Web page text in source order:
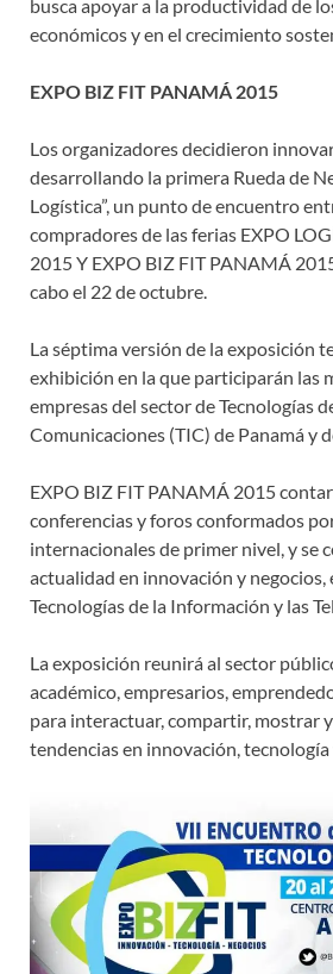
busca apoyar a la productividad de
económicos y en el crecimiento
EXPO BIZ FIT PANAMÁ 2015
Los organizadores decidieron
desarrollando la primera Rueda de
Logística”, un punto de encuentro
compradores de las ferias EXPO
2015 Y EXPO BIZ FIT PANAMÁ
cabo el 22 de octubre.
La séptima versión de la exposición
exhibición en la que participarán las
empresas del sector de Tecnologías
Comunicaciones (TIC) de Panamá y
EXPO BIZ FIT PANAMÁ 2015
conferencias y foros conformados
internacionales de primer nivel, y se
actualidad en innovación y negocios,
Tecnologías de la Información y las
La exposición reunirá al sector
académico, empresarios,
para interactuar, compartir, mostrar
tendencias en innovación, tecnología